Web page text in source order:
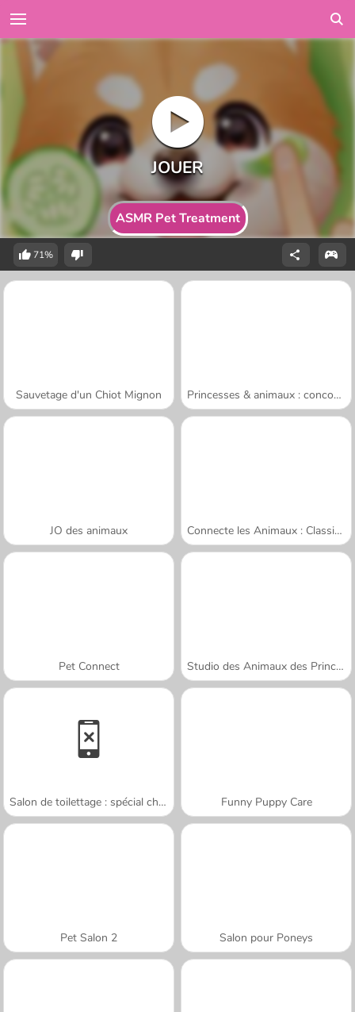
ASMR Pet Treatment
71%
Sauvetage d'un Chiot Mignon Princesses & animaux : concours photos
JO des animaux Connecte les Animaux : Classique
Pet Connect Studio des Animaux des Princesses
Salon de toilettage : spécial chats Funny Puppy Care
Pet Salon 2 Salon pour Poneys